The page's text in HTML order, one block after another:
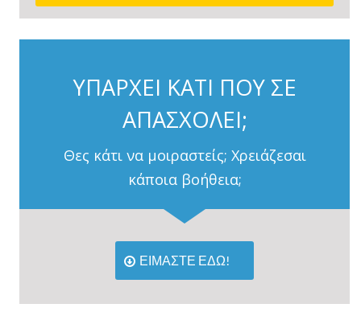
ΥΠΑΡΧΕΙ ΚΑΤΙ ΠΟΥ ΣΕ
ΑΠΑΣΧΟΛΕΙ;
Θες κάτι να μοιραστείς; Χρειάζεσαι
κάποια βοήθεια;
ΕΙΜΑΣΤΕ ΕΔΩ!